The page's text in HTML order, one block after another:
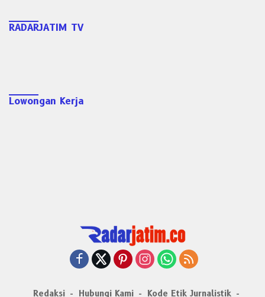
RADARJATIM TV
Lowongan Kerja
Redaksi Hubungi Kami Kode Etik Jurnalistik